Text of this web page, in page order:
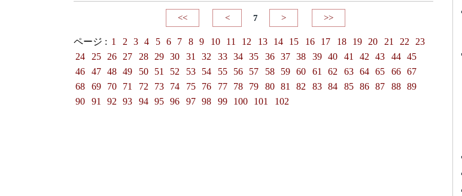
<< < 7 > >>
ページ : 1 2 3 4 5 6 7 8 9 10 11 12 13 14 15 16 17 18 19 20 21 22
23
24
25 26 27 28 29 30 31 32 33 34 35 36 37 38 39 40 41 42 43 44
45
46
47 48 49 50 51 52 53 54 55 56 57 58 59 60 61 62 63 64 65 66
67
68
69 70 71 72 73 74 75 76 77 78 79 80 81 82 83 84 85 86 87 88
89
90
91 92 93 94 95 96 97 98 99 100 101 102